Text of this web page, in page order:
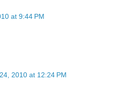
at 9:44 PM
2010 at 12:24 PM